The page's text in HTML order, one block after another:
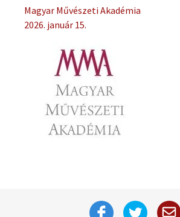
Magyar Művészeti Akadémia
2026. január 15.